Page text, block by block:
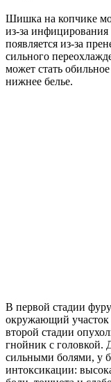
Шишка на копчике
из-за
появляется из-за
сильного
может стать
нижнее белье.
В первой стадии
окружающий участок
второй стадии
гнойник с головкой.
сильными болями, у
интоксикации: